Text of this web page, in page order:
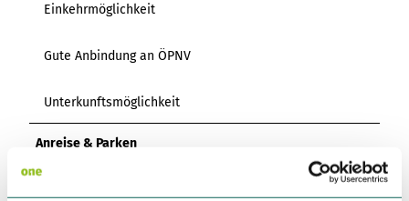
Einkehrmöglichkeit
Gute Anbindung an ÖPNV
Unterkunftsmöglichkeit
Anreise & Parken
Anfahrt